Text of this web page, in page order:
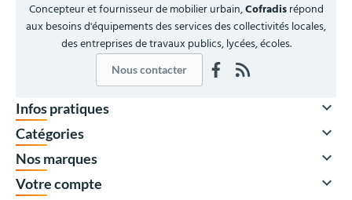
Concepteur et fournisseur de mobilier urbain,Cofradisrépond
aux besoins d'équipements des services des collectivités locales,
des entreprises de travaux publics, lycées, écoles.
Nous contacter
Infos pratiques 
Catégories 
Nos marques 
Votre compte 